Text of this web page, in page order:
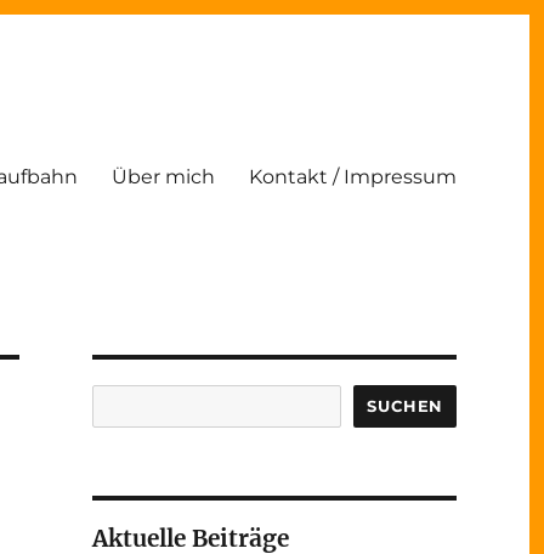
Über mich Kontakt / Impressum
SUCHEN
Aktuelle Beiträge